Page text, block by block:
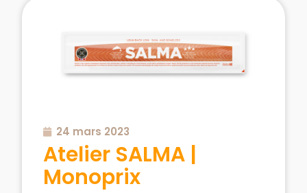
24 mars 2023
Atelier SALMA |
Monoprix